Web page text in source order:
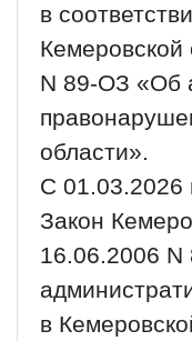
в
Кемеровской
N 89-ОЗ «Об
области».
С 01.03.2026
Закон
16.06.2006
в